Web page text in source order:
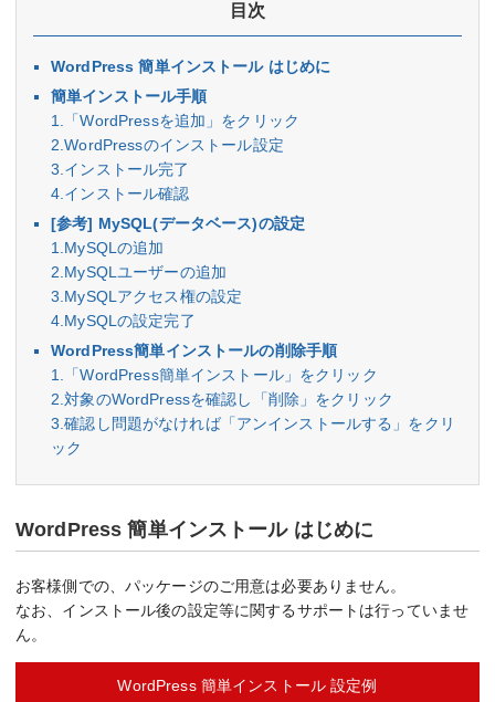
目次
WordPress 簡単インストール はじめに
簡単インストール手順
1.「WordPressを追加」をクリック
2.WordPressのインストール設定
3.インストール完了
4.インストール確認
[参考] MySQL(データベース)の設定
1.MySQLの追加
2.MySQLユーザーの追加
3.MySQLアクセス権の設定
4.MySQLの設定完了
WordPress簡単インストールの削除手順
1.「WordPress簡単インストール」をクリック
2.対象のWordPressを確認し「削除」をクリック
3.確認し問題がなければ「アンインストールする」をクリ
ック
WordPress 簡単インストール はじめに
お客様側での、パッケージのご用意は必要ありません。
なお、インストール後の設定等に関するサポートは行っていませ
ん。
WordPress 簡単インストール 設定例